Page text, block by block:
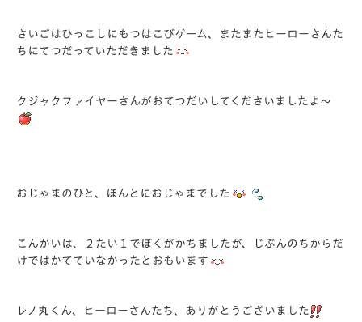
さいごはひっこしにもつはこびゲーム、またまたヒーローさんた
ちにてつだっていただきました
クジャクファイヤーさんがおてつだいしてくださいましたよ～
おじゃまのひと、ほんとにおじゃまでした
こんかいは、２たい１でぼくがかちましたが、じぶんのちからだ
けではかてていなかったとおもいます
レノ丸くん、ヒーローさんたち、ありがとうございました